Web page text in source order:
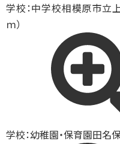
学校：中学校相模原市立
ｍ）
学校：幼稚園・保育園田名